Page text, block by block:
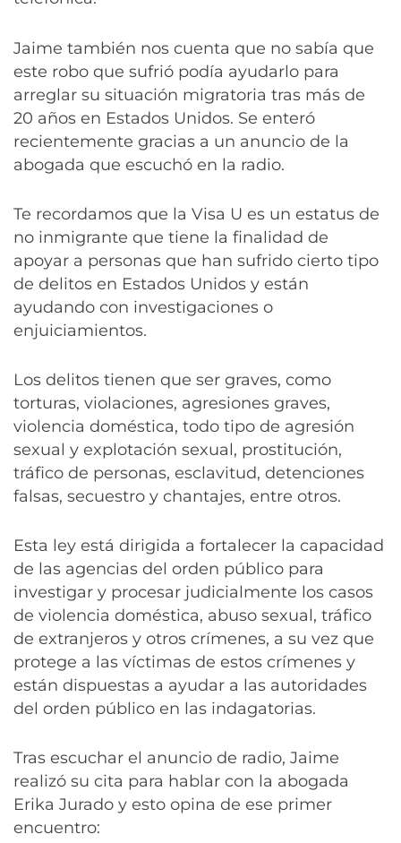
Jaime también nos cuenta que no sabía que
este robo que sufrió podía ayudarlo para
arreglar su situación migratoria tras más de
20 años en Estados Unidos. Se enteró
recientemente gracias a un anuncio de la
abogada que escuchó en la radio.
Te recordamos que la Visa U es un estatus de
no inmigrante que tiene la finalidad de
apoyar a personas que han sufrido cierto tipo
de delitos en Estados Unidos y están
ayudando con investigaciones o
enjuiciamientos.
Los delitos tienen que ser graves, como
torturas, violaciones, agresiones graves,
violencia doméstica, todo tipo de agresión
sexual y explotación sexual, prostitución,
tráfico de personas, esclavitud, detenciones
falsas, secuestro y chantajes, entre otros.
Esta ley está dirigida a fortalecer la capacidad
de las agencias del orden público para
investigar y procesar judicialmente los casos
de violencia doméstica, abuso sexual, tráfico
de extranjeros y otros crímenes, a su vez que
protege a las víctimas de estos crímenes y
están dispuestas a ayudar a las autoridades
del orden público en las indagatorias.
Tras escuchar el anuncio de radio, Jaime
realizó su cita para hablar con la abogada
Erika Jurado y esto opina de ese primer
encuentro: